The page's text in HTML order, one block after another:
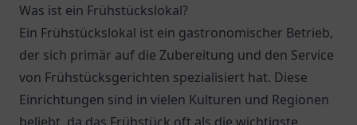
Was ist ein Frühstückslokal?
Ein Frühstückslokal ist ein gastronomischer Betrieb,
der sich primär auf die Zubereitung und den Service
von Frühstücksgerichten spezialisiert hat. Diese
Einrichtungen sind in vielen Kulturen und Regionen